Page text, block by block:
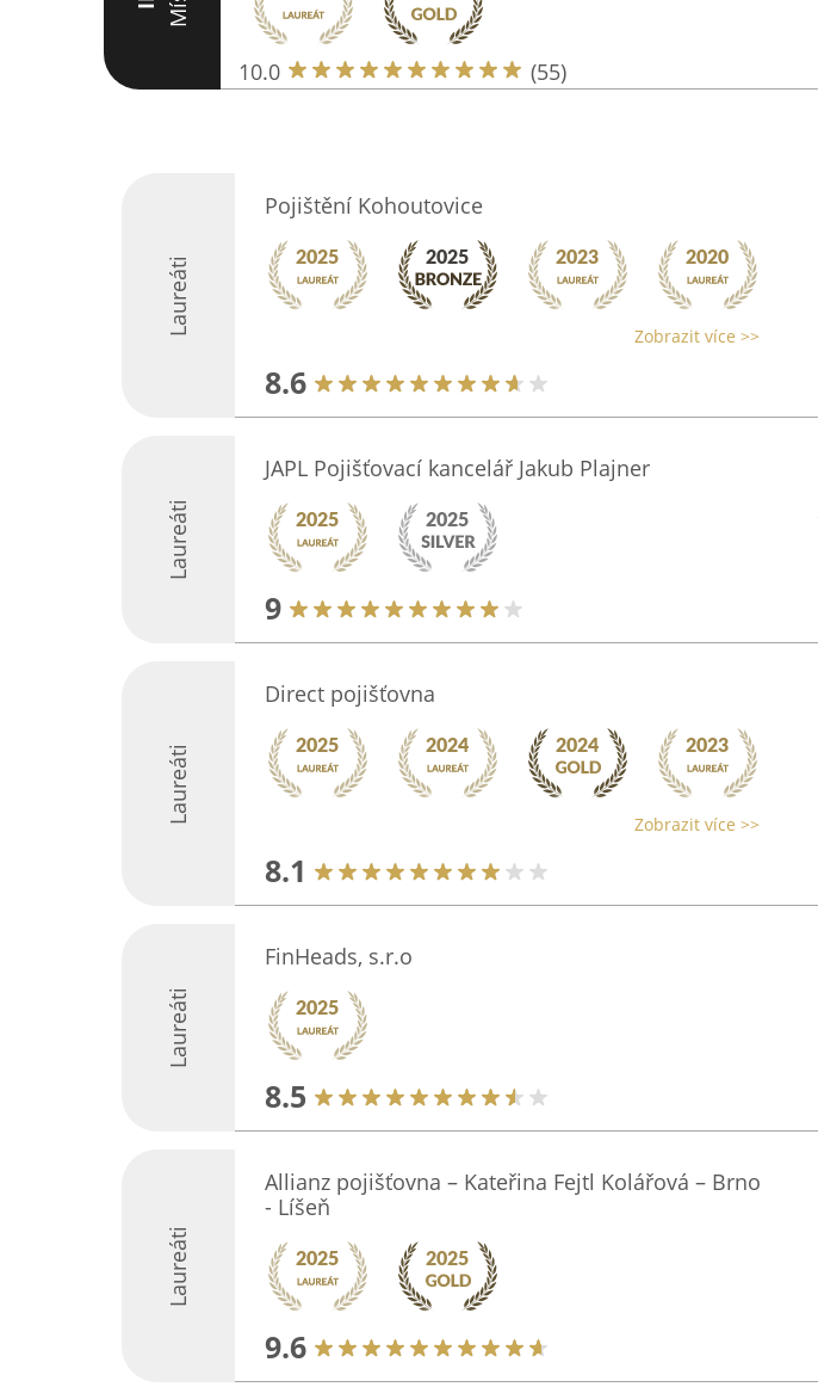
10.0 (55)
Laureáti
Pojištění Kohoutovice
Zobrazit více >>
8.6
Laureáti
JAPL Pojišťovací kancelář Jakub Plajner
9
Laureáti
Direct pojišťovna
Zobrazit více >>
8.1
Laureáti
FinHeads, s.r.o
8.5
Laureáti
Allianz pojišťovna – Kateřina Fejtl Kolářová – Brno
- Líšeň
9.6